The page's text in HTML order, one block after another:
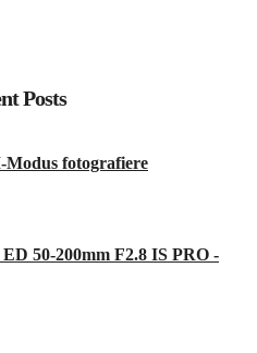
Posts
Modus fotografiere
50-200mm F2.8 IS PRO -